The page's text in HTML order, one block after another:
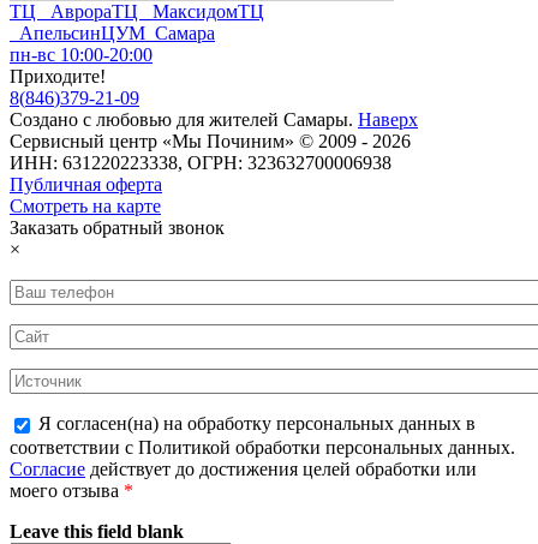
ТЦ АврораТЦ МаксидомТЦ
АпельсинЦУМ Самара
пн-вс 10:00-20:00
Приходите!
8(846)379-21-09
Создано с любовью для жителей Самары. Наверх
Сервисный центр «Мы Починим» © 2009 - 2026
ИНН: 631220223338, ОГРН: 323632700006938
Публичная оферта
Смотреть на карте
Заказать обратный звонок
×
Я согласен(на) на обработку персональных данных в
соответствии с Политикой обработки персональных данных.
Согласие действует до достижения целей обработки или
моего отзыва *
Leave this field blank